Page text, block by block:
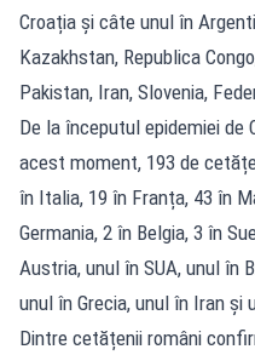
Croația și câte unul în
Kazakhstan, Republica
Pakistan, Iran, Slovenia,
De la începutul epidemiei de
acest moment, 193 de
în Italia, 19 în Franța, 43 în
Germania, 2 în Belgia, 3 în
Austria, unul în SUA, unul în
unul în Grecia, unul în Iran și
Dintre cetățenii români